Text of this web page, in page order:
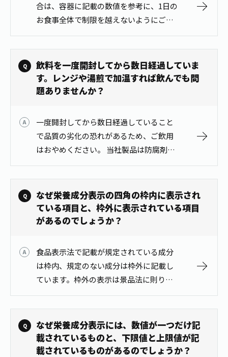
合は、容器に記載の数値を参考に、1日の
お食事全体で制限を越えないようにご注
意ください。 ご心配な場合は、製品をお
持ちの上、かかりつけの医師や薬剤師に
ご相談ください。
飲料を一度開封してから数日経過していま
す。レンジや湯煎で加温すれば飲んでも問
題ありませんか？
一度開封してから数日経過していること
で品質の劣化の恐れがあるため、ご飲用
はおやめください。 当社製品は防腐剤等
を使用していないため、開栓後は空気中
の微生物やカビが混入し増殖すること
で、変質（風味の変化、浮遊物や沈殿
物、塊…
なぜ栄養成分表示の四角の枠内に表示され
ている項目と、枠外に表示されている項目
があるのでしょうか？
食品表示法で記載が規定されている成分
は枠内、規定のない成分は枠外に記載し
ています。枠外の表示は景品法に則り成
分量の下限値を記載しています。
なぜ栄養成分表示には、数値が一つだけ記
載されているものと、下限値と上限値が記
載されているものがあるのでしょうか？